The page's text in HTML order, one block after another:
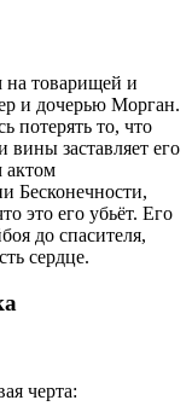
товарищей и
и дочерью Морган.
потерять то, что
вины заставляет его
актом
Бесконечности,
это его убьёт. Его
до спасителя,
сердце.
черта: